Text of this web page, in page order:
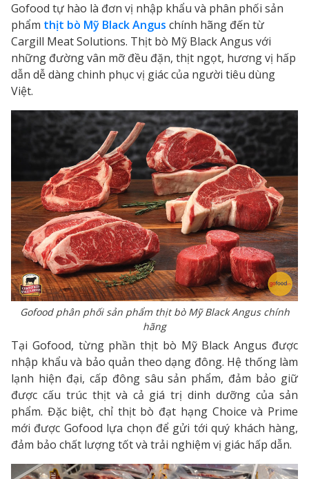
Gofood tự hào là đơn vị nhập khẩu và phân phối sản
phẩm thịt bò Mỹ Black Angus chính hãng đến từ
Cargill Meat Solutions. Thịt bò Mỹ Black Angus với
những đường vân mỡ đều đặn, thịt ngọt, hương vị hấp
dẫn dễ dàng chinh phục vị giác của người tiêu dùng
Việt.
Gofood phân phối sản phẩm thịt bò Mỹ Black Angus chính
hãng
Tại Gofood, từng phần thịt bò Mỹ Black Angus được
nhập khẩu và bảo quản theo dạng đông. Hệ thống làm
lạnh hiện đại, cấp đông sâu sản phẩm, đảm bảo giữ
được cấu trúc thịt và cả giá trị dinh dưỡng của sản
phẩm. Đặc biệt, chỉ thịt bò đạt hạng Choice và Prime
mới được Gofood lựa chọn để gửi tới quý khách hàng,
đảm bảo chất lượng tốt và trải nghiệm vị giác hấp dẫn.